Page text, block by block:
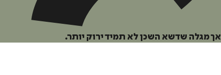
מגלה שדשא השכן לא תמיד ירוק יותר.